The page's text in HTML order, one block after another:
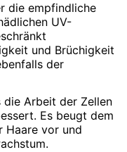
die empfindliche
UV-
und Brüchigkeit
der
die Arbeit der Zellen
Es beugt dem
Haare vor und